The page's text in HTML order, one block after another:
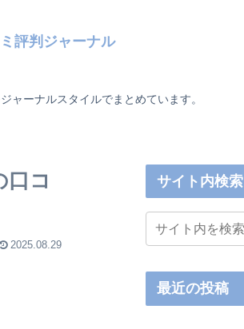
評判ジャーナル
ャーナルスタイルでまとめています。
コ
2025.08.29
サイト内検索
最近の投稿